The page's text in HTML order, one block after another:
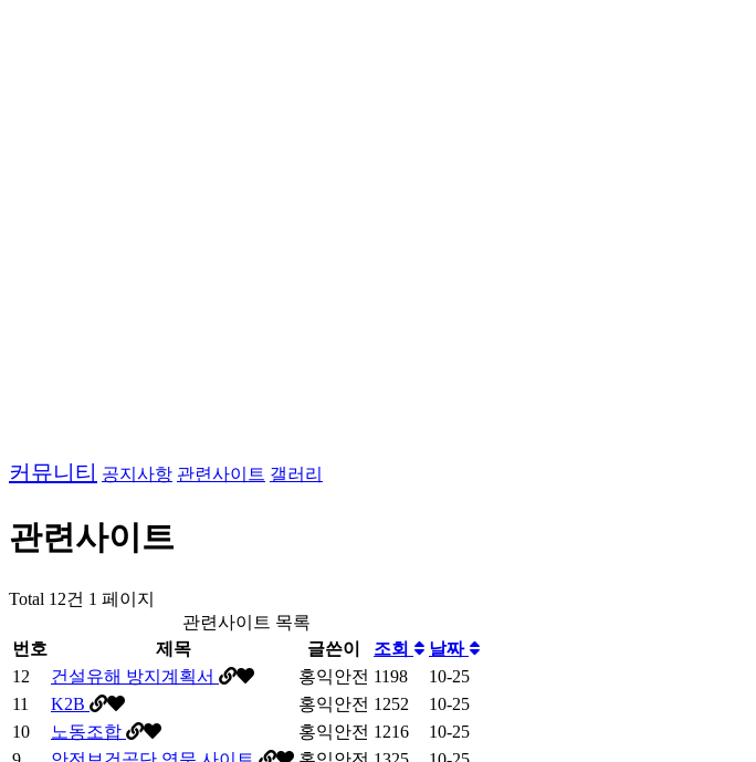
커뮤니티 공지사항 관련사이트 갤러리
관련사이트
Total 12건 1 페이지
관련사이트 목록
번호
제목 글쓴이 조회
날짜
12
건설유해 방지계획서 홍익안전 1198
10-25
11
K2B 홍익안전 1252
10-25
10
노동조합 홍익안전 1216
10-25